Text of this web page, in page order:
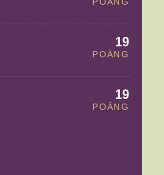
19
POÄNG
19
POÄNG